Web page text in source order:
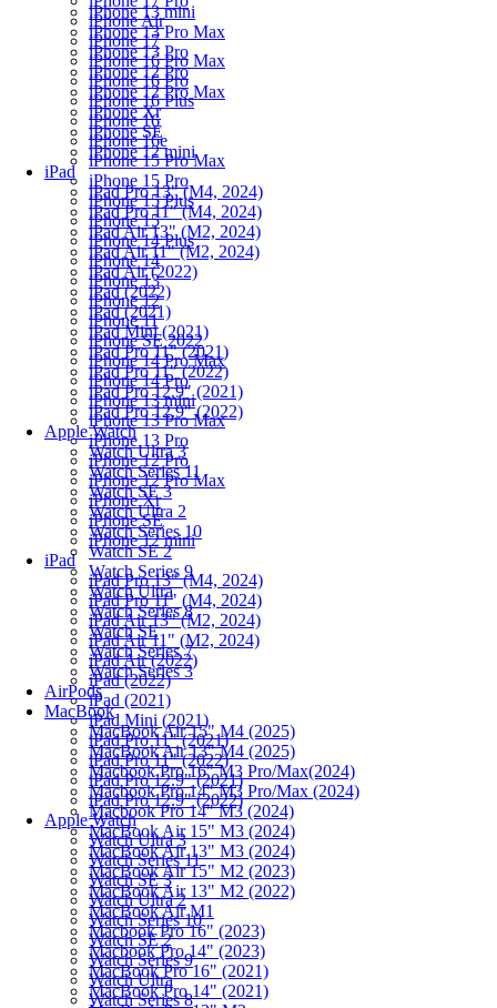
iPhone 13 mini
iPhone 13 Pro Max
iPhone 13 Pro
iPhone 12 Pro
iPhone 12 Pro Max
iPhone Xr
iPhone SE
iPhone 12 mini
iPad
iPad Pro 13" (M4, 2024)
iPad Pro 11" (M4, 2024)
iPad Air 13" (M2, 2024)
iPad Air 11" (M2, 2024)
iPad Air (2022)
iPad (2022)
iPad (2021)
iPad Mini (2021)
iPad Pro 11" (2021)
iPad Pro 11" (2022)
iPad Pro 12.9" (2021)
iPad Pro 12.9" (2022)
Apple Watch
Watch Ultra 3
Watch Series 11
Watch SE 3
Watch Ultra 2
Watch Series 10
Watch SE 2
Watch Series 9
Watch Ultra
Watch Series 8
Watch SE
Watch Series 7
Watch Series 3
AirPods
MacBook
MacBook Air 15" M4 (2025)
MacBook Air 13" M4 (2025)
Macbook Pro 16" M3 Pro/Max(2024)
Macbook Pro 14" M3 Pro/Max (2024)
Macbook Pro 14" M3 (2024)
MacBook Air 15" M3 (2024)
MacBook Air 13" M3 (2024)
MacBook Air 15" M2 (2023)
MacBook Air 13" M2 (2022)
MacBook Air M1
Macbook Pro 16" (2023)
Macbook Pro 14" (2023)
MacBook Pro 16" (2021)
MacBook Pro 14" (2021)
iPhone Air
iPhone 17
iPhone 16 Pro Max
iPhone 16 Pro
iPhone 16 Plus
iPhone 16
iPhone 16e
iPhone 15 Pro Max
iPhone 15 Pro
iPhone 15 Plus
iPhone 15
iPhone 14 Plus
iPhone 14
iPhone 13
iPhone 12
iPhone 11
iPhone SE 2022
iPhone 14 Pro Max
iPhone 14 Pro
iPhone 13 mini
iPhone 13 Pro Max
iPhone 13 Pro
iPhone 12 Pro
iPhone 12 Pro Max
iPhone Xr
iPhone SE
iPhone 12 mini
iPad
iPad Pro 13" (M4, 2024)
iPad Pro 11" (M4, 2024)
iPad Air 13" (M2, 2024)
iPad Air 11" (M2, 2024)
iPad Air (2022)
iPad (2022)
iPad (2021)
iPad Mini (2021)
iPad Pro 11" (2021)
iPad Pro 11" (2022)
iPad Pro 12.9" (2021)
iPad Pro 12.9" (2022)
Apple Watch
Watch Ultra 3
Watch Series 11
Watch SE 3
Watch Ultra 2
Watch Series 10
Watch SE 2
Watch Series 9
Watch Ultra
Watch Series 8